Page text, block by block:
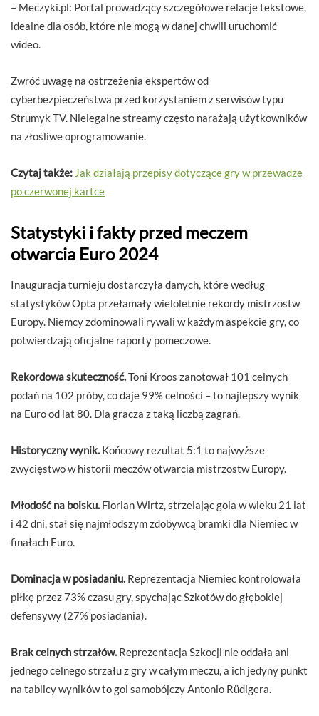
– Meczyki.pl: Portal prowadzący szczegółowe relacje tekstowe,
idealne dla osób, które nie mogą w danej chwili uruchomić
wideo.
Zwróć uwagę na ostrzeżenia ekspertów od
cyberbezpieczeństwa przed korzystaniem z serwisów typu
Strumyk TV. Nielegalne streamy często narażają użytkowników
na złośliwe oprogramowanie.
Czytaj także: Jak działają przepisy dotyczące gry w przewadze
po czerwonej kartce
Statystyki i fakty przed meczem
otwarcia Euro 2024
Inauguracja turnieju dostarczyła danych, które według
statystyków Opta przełamały wieloletnie rekordy mistrzostw
Europy. Niemcy zdominowali rywali w każdym aspekcie gry, co
potwierdzają oficjalne raporty pomeczowe.
Rekordowa skuteczność.Toni Kroos zanotował 101 celnych
podań na 102 próby, co daje 99% celności – to najlepszy wynik
na Euro od lat 80. Dla gracza z taką liczbą zagrań.
Historyczny wynik. Końcowy rezultat 5:1 to najwyższe
zwycięstwo w historii meczów otwarcia mistrzostw Europy.
Młodość na boisku. Florian Wirtz, strzelając gola w wieku 21 lat
i 42 dni, stał się najmłodszym zdobywcą bramki dla Niemiec w
finałach Euro.
Dominacja w posiadaniu. Reprezentacja Niemiec kontrolowała
piłkę przez 73% czasu gry, spychając Szkotów do głębokiej
defensywy (27% posiadania).
Brak celnych strzałów. Reprezentacja Szkocji nie oddała ani
jednego celnego strzału z gry w całym meczu, a ich jedyny punkt
na tablicy wyników to gol samobójczy Antonio Rüdigera.